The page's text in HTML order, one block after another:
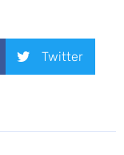
Twitter